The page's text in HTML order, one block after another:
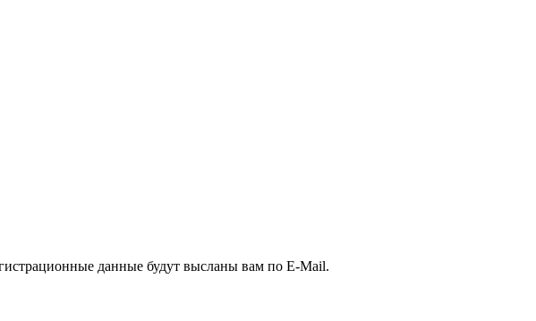
данные будут высланы вам по E-Mail.